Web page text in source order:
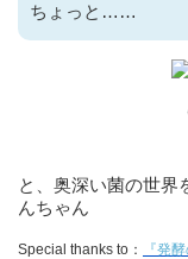
ちょっと……
と、奥深い菌の世界
んちゃん
Special thanks to： 『発